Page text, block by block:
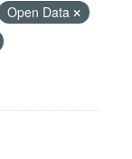
Open Data